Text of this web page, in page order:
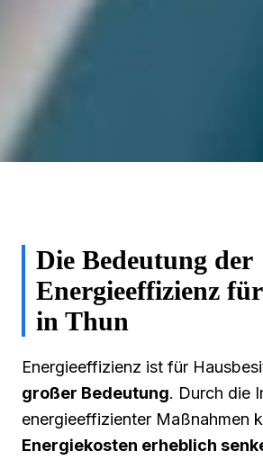
Die Bedeutung der
Energieeffizienz
in Thun
Energieeffizienz ist für
großer Bedeutung. Durch die
energieeffizienter Maßnahmen
Energiekosten erheblich